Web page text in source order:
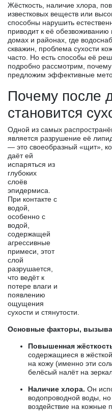
Жёсткость, наличие хлора,
известковых веществ или
способны нарушить
приводит к её
домах и районах, где
скважин, проблема сухости
часто. Но есть способы её
подробно рассмотрим,
предложим эффективные
Почему после
становится
Одной из самых
является разрушение её
— это своеобразный «щит»,
даёт ей
испаряться из
глубоких
слоёв
эпидермиса.
При контакте с
водой,
особенно с
водой,
содержащей
агрессивные
примеси, этот
слой
разрушается,
что ведёт к
потере влаги и
появлению
ощущения
сухости и стянутости.
Основные факторы,
Повышенная
содержащиеся в
на кожу (именно эти
белёсый налёт на
Наличие хлора. Он
водопроводной воды,
воздействие на кожные